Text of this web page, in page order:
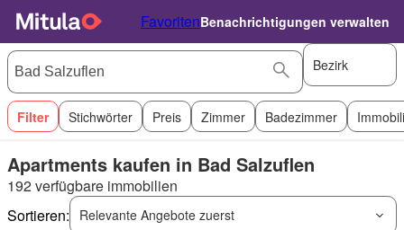
FavoritenBenachrichtigungen verwalten
Bezirk
Filter Stichwörter Preis Zimmer Badezimmer
Apartments kaufen in Bad Salzuflen
192 verfügbare immobilien
Sortieren:
Relevante Angebote zuerst